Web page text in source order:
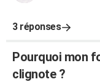
3 réponses
Pourquoi mon
clignote ?